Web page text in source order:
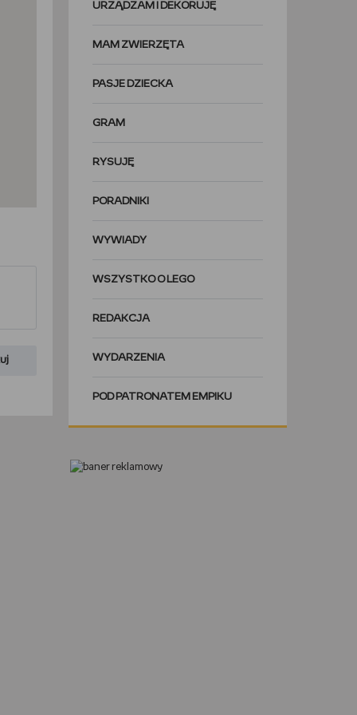
URZĄDZAM I DEKORUJĘ
MAM ZWIERZĘTA
PASJE DZIECKA
GRAM
RYSUJĘ
PORADNIKI
WYWIADY
WSZYSTKO O LEGO
REDAKCJA
WYDARZENIA
POD PATRONATEM EMPIKU